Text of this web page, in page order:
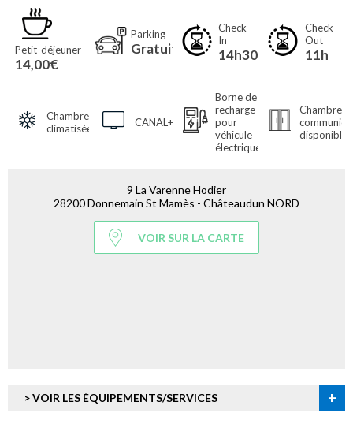
Petit-déjeuner
14,00€
Parking
Gratuit
Check-
In
14h30
Check-
Out
11h
Chambres
climatisées
CANAL+
Borne de
recharge
pour
véhicule
électrique
Chambre(s)
9 La Varenne Hodier
28200 Donnemain St Mamès - Châteaudun NORD
VOIR SUR LA CARTE
> VOIR LES ÉQUIPEMENTS/SERVICES +